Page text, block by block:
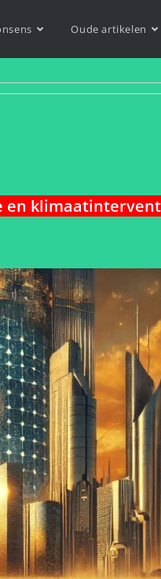
Oude artikelen
en